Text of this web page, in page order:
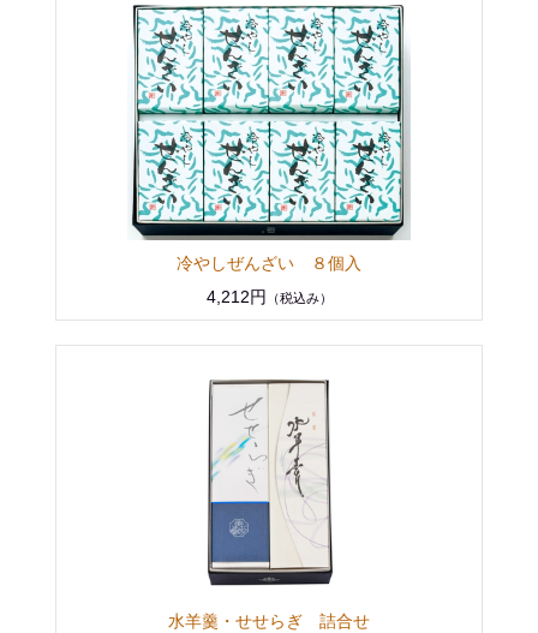
冷やしぜんざい ８個入
4,212円
（税込み）
水羊羹・せせらぎ 詰合せ